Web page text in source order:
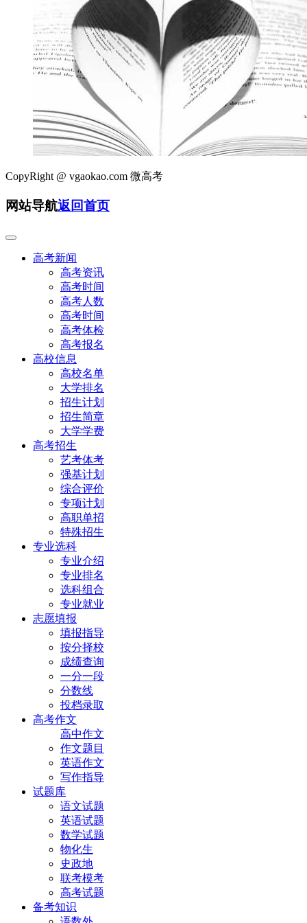
CopyRight @ vgaokao.com 微高考
网站导航返回首页
高考新闻
高考资讯
高考时间
高考人数
高考时间
高考体检
高考报名
高校信息
高校名单
大学排名
招生计划
招生简章
大学学费
高考招生
艺考体考
强基计划
综合评价
专项计划
高职单招
特殊招生
专业选科
专业介绍
专业排名
选科组合
专业就业
志愿填报
填报指导
按分择校
成绩查询
一分一段
分数线
投档录取
高考作文
高中作文
作文题目
英语作文
写作指导
试题库
语文试题
英语试题
数学试题
物化生
史政地
联考模考
高考试题
备考知识